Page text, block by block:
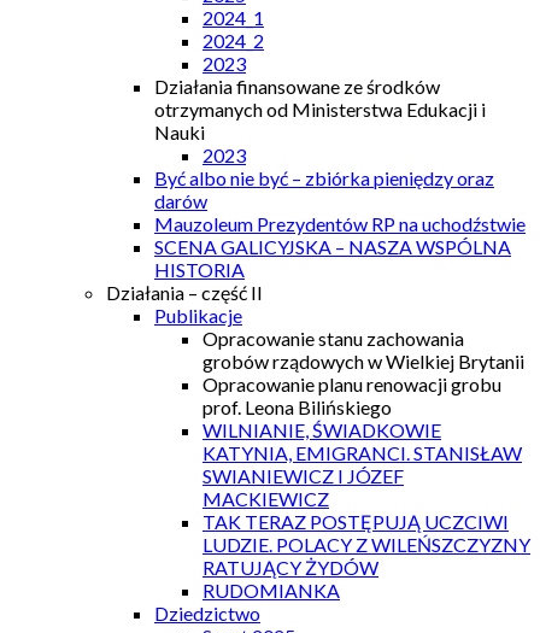
2024_1
2024_2
2023
Działania finansowane ze środków
otrzymanych od Ministerstwa Edukacji i
Nauki
2023
Być albo nie być – zbiórka pieniędzy oraz
darów
Mauzoleum Prezydentów RP na uchodźstwie
SCENA GALICYJSKA – NASZA WSPÓLNA
HISTORIA
Działania – część II
Publikacje
Opracowanie stanu zachowania
grobów rządowych w Wielkiej Brytanii
Opracowanie planu renowacji grobu
prof. Leona Bilińskiego
WILNIANIE, ŚWIADKOWIE
KATYNIA, EMIGRANCI. STANISŁAW
SWIANIEWICZ I JÓZEF
MACKIEWICZ
TAK TERAZ POSTĘPUJĄ UCZCIWI
LUDZIE. POLACY Z WILEŃSZCZYZNY
RATUJĄCY ŻYDÓW
RUDOMIANKA
Dziedzictwo